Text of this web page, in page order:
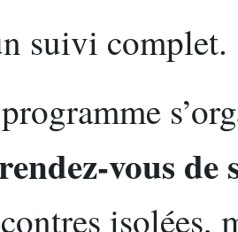
suivi complet.
rendez-vous de
isolées,